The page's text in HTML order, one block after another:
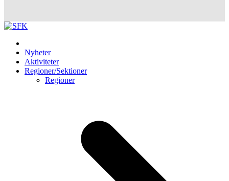
Nyheter
Aktiviteter
Regioner/Sektioner
Regioner